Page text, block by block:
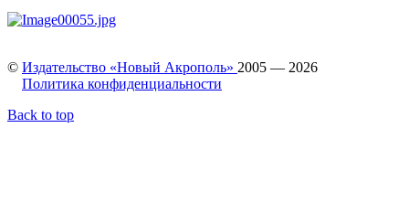
© Издательство «Новый Акрополь» 2005 — 2026
Политика конфиденциальности
Back to top